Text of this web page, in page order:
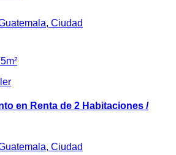
Ciudad
m²
en Renta de 2 Habitaciones /
Ciudad